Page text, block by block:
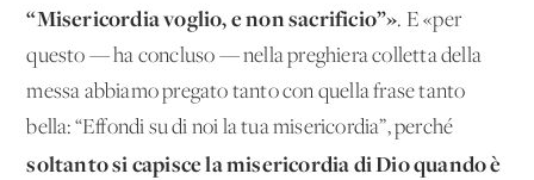
“Misericordia voglio, e non sacrificio”». E «per
questo — ha concluso — nella preghiera colletta della
messa abbiamo pregato tanto con quella frase tanto
bella: “Effondi su di noi la tua misericordia”, perché
soltanto si capisce la misericordia di Dio quando è